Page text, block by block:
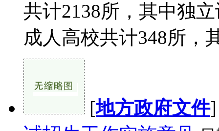
共计2138所，其中独
成人高校共计348所，
[地方政府文件